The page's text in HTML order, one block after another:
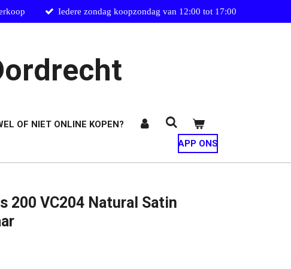
Iedere zondag koopzondag van 12:00 tot 17:00
OF NIET ONLINE KOPEN?
APP ONS
200 VC204 Natural Satin